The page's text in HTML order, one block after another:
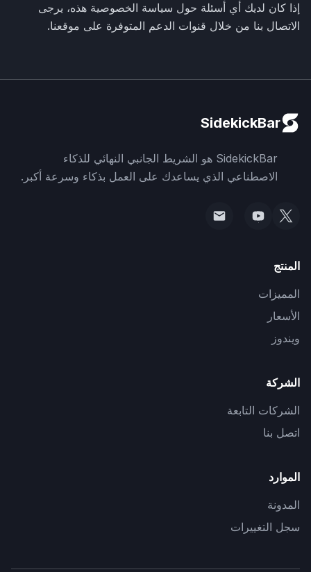
إذا كان لديك أي أسئلة حول سياسة الخصوصية هذه، يرجى
الاتصال بنا من خلال قنوات الدعم المتوفرة على موقعنا.
SidekickBar
SidekickBar هو الشريط الجانبي النهائي للذكاء
الاصطناعي الذي يساعدك على العمل بذكاء وسرعة أكبر.
المنتج
المميزات
الأسعار
ويندوز
الشركة
الشركات التابعة
اتصل بنا
الموارد
المدونة
سجل التغييرات